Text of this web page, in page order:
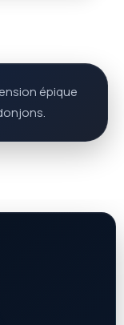
épique